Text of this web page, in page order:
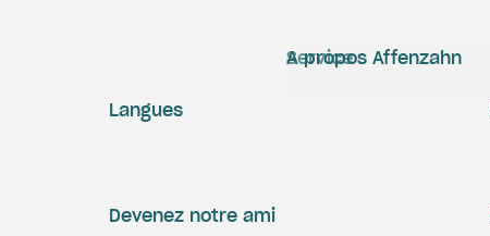
Service
A propos Affenzahn
Devenez notre ami
Langues